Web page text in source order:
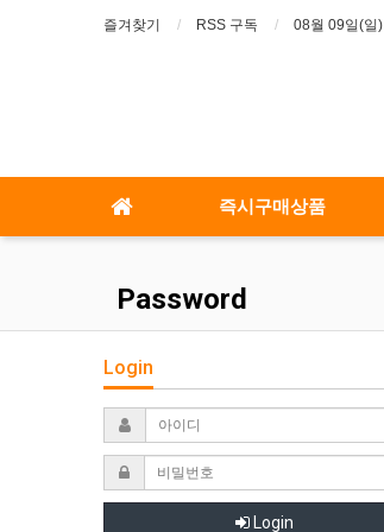
즐겨찾기 RSS 구독 08월 09일(일)
즉시구매상품
Password
Login
Login